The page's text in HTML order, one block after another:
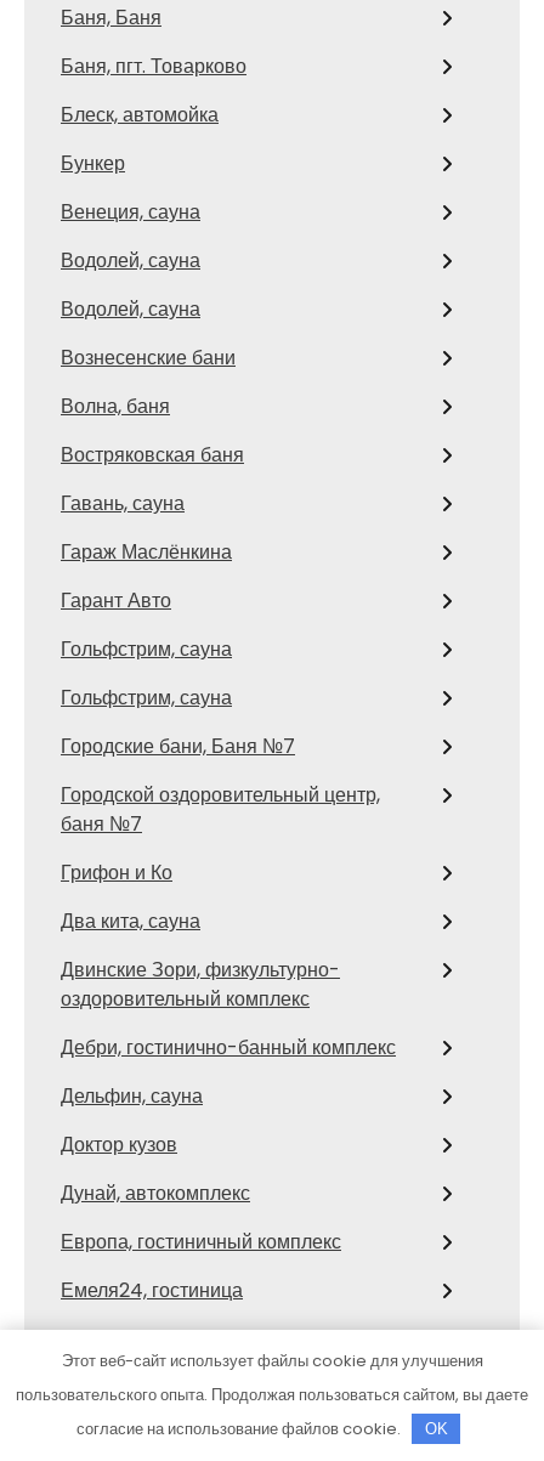
Баня, Баня
Баня, пгт. Товарково
Блеск, автомойка
Бункер
Венеция, сауна
Водолей, сауна
Водолей, сауна
Вознесенские бани
Волна, баня
Востряковская баня
Гавань, сауна
Гараж Маслёнкина
Гарант Авто
Гольфстрим, сауна
Гольфстрим, сауна
Городские бани, Баня №7
Городской оздоровительный центр,
баня №7
Грифон и Ко
Два кита, сауна
Двинские Зори, физкультурно-
оздоровительный комплекс
Дебри, гостинично-банный комплекс
Дельфин, сауна
Доктор кузов
Дунай, автокомплекс
Европа, гостиничный комплекс
Емеля24, гостиница
Ершово, парк-отель
Заря
Здравушка, семейная баня
Этот веб-сайт использует файлы cookie для улучшения
пользовательского опыта. Продолжая пользоваться сайтом, вы даете
согласие на использование файлов cookie.
OK